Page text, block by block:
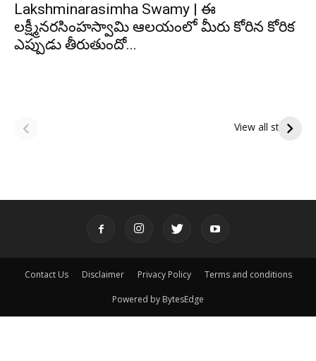
Lakshminarasimha Swamy | ఈ
లక్ష్మీనరసింహస్వామి ఆలయంలో మీరు కోరిన కోరిక
ఎప్పుడు తీరుతుందో...
View all stories
పితృదేవతల ఆశీర్వాదం
ఇంద్రకీలాద్రి గిరి ప్రదక్షిణ
Contact Us Disclaimer Privacy Policy Terms and conditions
Powered by BytesEdge